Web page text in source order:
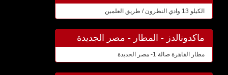
الكيلو 13 وادي النطرون / طريق العلمين
ماكدونالدز - المطار - مصر الجديدة
مطار القاهرة صالة 1- مصر الجديدة